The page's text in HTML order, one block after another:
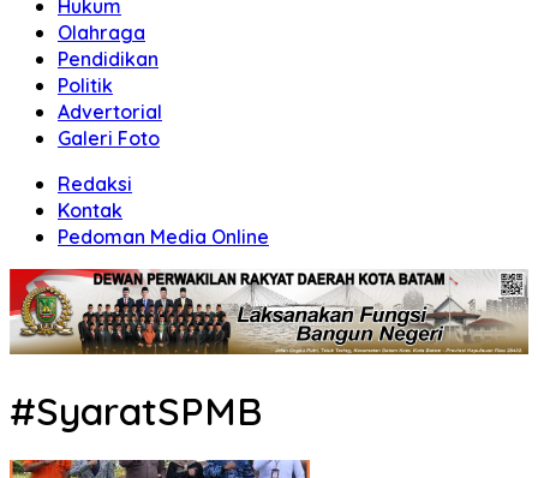
Hukum
Olahraga
Pendidikan
Politik
Advertorial
Galeri Foto
Redaksi
Kontak
Pedoman Media Online
#SyaratSPMB